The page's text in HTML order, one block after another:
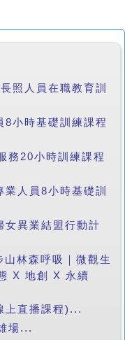
照人員在職教育訓
8小時基礎訓練課程
務20小時訓練課程
人員8小時基礎訓
女異業結盟行動計
林森呼吸｜微觀生
X 地創 X 永續
上直播課程)...
場...